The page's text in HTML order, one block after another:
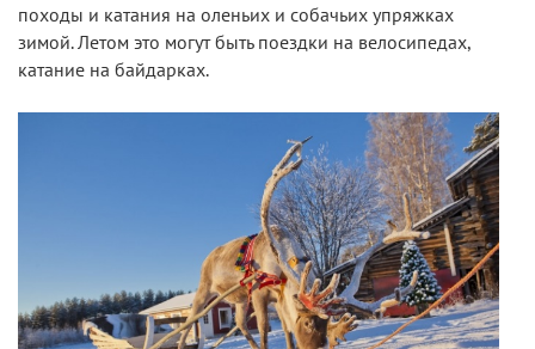
походы и катания на оленьих и собачьих упряжках
зимой. Летом это могут быть поездки на велосипедах,
катание на байдарках.